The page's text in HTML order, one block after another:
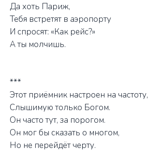
Да хоть Париж,
Тебя встретят в аэропорту
И спросят: «Как рейс?»
А ты молчишь.
***
Этот приёмник настроен на частоту,
Слышимую только Богом.
Он часто тут, за порогом.
Он мог бы сказать о многом,
Но не перейдёт черту.